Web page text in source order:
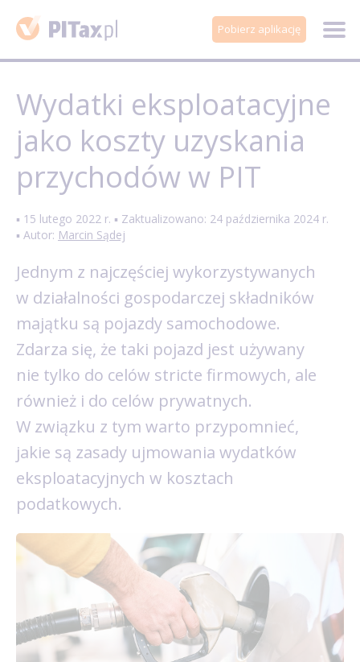
Pobierz aplikację
Wydatki eksploatacyjne
jako koszty uzyskania
przychodów w PIT
▪ 15 lutego 2022 r. ▪ Zaktualizowano: 24 października 2024 r.
▪ Autor: Marcin Sądej
Jednym z najczęściej wykorzystywanych
w działalności gospodarczej składników
majątku są pojazdy samochodowe.
Zdarza się, że taki pojazd jest używany
nie tylko do celów stricte firmowych, ale
również i do celów prywatnych.
W związku z tym warto przypomnieć,
jakie są zasady ujmowania wydatków
eksploatacyjnych w kosztach
podatkowych.